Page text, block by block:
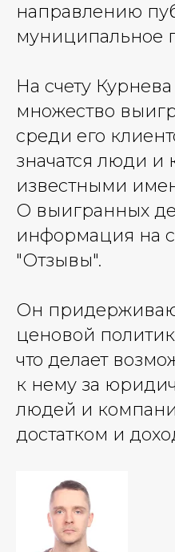
направлению
муниципальное
На счету
множество
среди его
значатся люди и
известными
О выигранных
информация на
"Отзывы".
Он
ценовой
что делает
к нему за
людей и
достатком и